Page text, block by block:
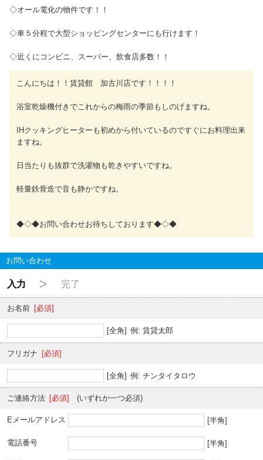
◇オール電化の物件です！！
◇車５分程で大型ショッピングセンターにも行けます！
◇近くにコンビニ、スーパー、飲食店多数！！
こんにちは！！賃貸館 加古川店です！！！！
浴室乾燥機付きでこれからの梅雨の季節もしのげますね。
IHクッキングヒーターも初めから付いているのですぐにお料理出来
ますね。
日当たりも抜群で洗濯物も乾きやすいですね。
軽量鉄骨造で音も静かですね。
◆◇◆お問い合わせお待ちしております◆◇◆
お問い合わせ
入力 完了
お名前 [必須]
[全角] 例: 賃貸太郎
フリガナ [必須]
[全角] 例: チンタイタロウ
ご連絡方法 [必須] (いずれか一つ必須)
Eメールアドレス [半角]
電話番号 [半角]